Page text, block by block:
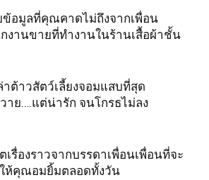
ข้อมูลที่คุณคาดไม่ถึงจากเพื่อน
งานขายที่ทำงานในร้านเสื้อผ้าชั้น
าต้าวสัตว์เลี้ยงจอมแสบที่สุด
าย….แต่น่ารัก จนโกรธไม่ลง
เรื่องราวจากบรรดาเพื่อนเพื่อนที่จะ
ห้คุณอมยิ้มตลอดทั้งวัน